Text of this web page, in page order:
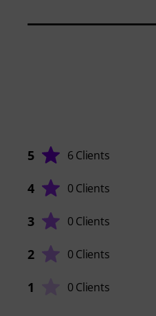
5 6 Clients
4 0 Clients
3 0 Clients
2 0 Clients
1 0 Clients